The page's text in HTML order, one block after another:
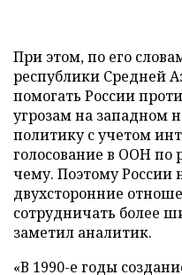
При этом, по его
республики Средней
помогать России
угрозам на западном
политику с учетом
голосование в ООН по
чему. Поэтому России
двухсторонние
сотрудничать более
заметил аналитик.
«В 1990-е годы